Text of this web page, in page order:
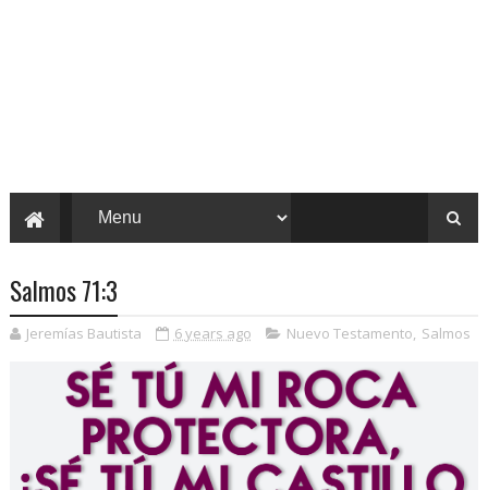
Salmos 71:3
Jeremías Bautista 6 years ago Nuevo Testamento, Salmos